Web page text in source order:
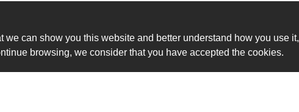
can show you this website and better understand how you use it,
browsing, we consider that you have accepted the cookies.